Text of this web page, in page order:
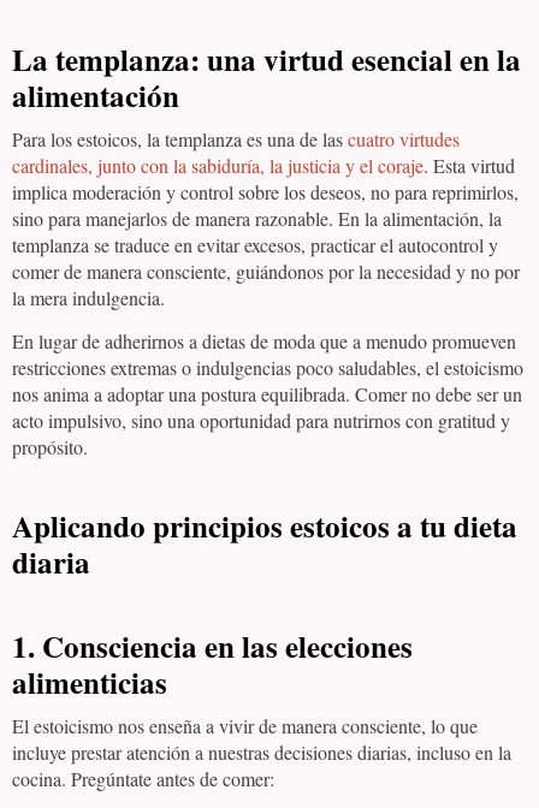
La templanza: una virtud esencial en la
alimentación
Para los estoicos, la templanza es una de lascuatro virtudes
cardinales, junto con la sabiduría, la justicia y el coraje. Esta virtud
implica moderación y control sobre los deseos, no para reprimirlos,
sino para manejarlos de manera razonable. En la alimentación, la
templanza se traduce en evitar excesos, practicar el autocontrol y
comer de manera consciente, guiándonos por la necesidad y no por
la mera indulgencia.
En lugar de adherirnos a dietas de moda que a menudo promueven
restricciones extremas o indulgencias poco saludables, el estoicismo
nos anima a adoptar una postura equilibrada. Comer no debe ser un
acto impulsivo, sino una oportunidad para nutrirnos con gratitud y
propósito.
Aplicando principios estoicos a tu dieta
diaria
1.Consciencia en las elecciones
alimenticias
El estoicismo nos enseña a vivir de manera consciente, lo que
incluye prestar atención a nuestras decisiones diarias, incluso en la
cocina. Pregúntate antes de comer: